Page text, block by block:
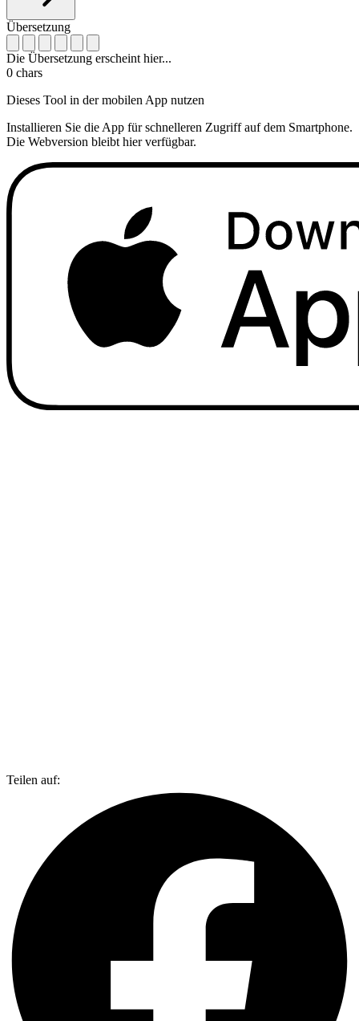
Übersetzung
Die Übersetzung erscheint hier...
0 chars
Dieses Tool in der mobilen App nutzen
Installieren Sie die App für schnelleren Zugriff auf dem Smartphone.
Die Webversion bleibt hier verfügbar.
Teilen auf: